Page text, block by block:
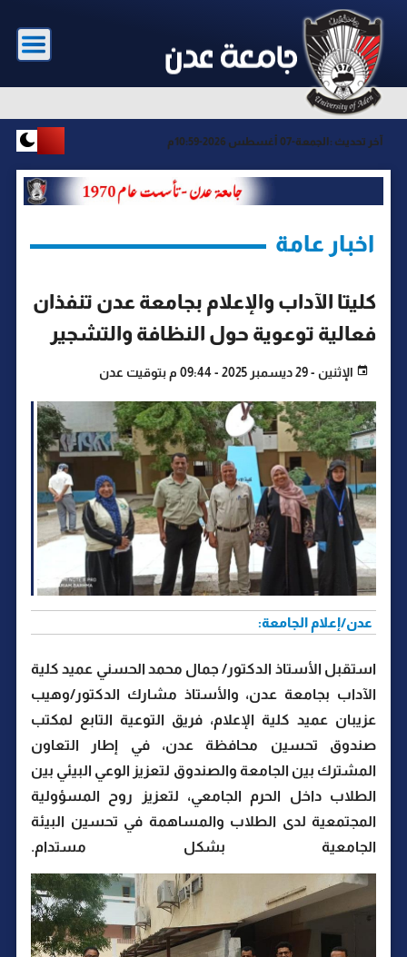
آخر تحديث : الجمعة-07 أغسطس 2026-10:59م
اخبار عامة
كليتا الآداب والإعلام بجامعة عدن تنفذان
فعالية توعوية حول النظافة والتشجير
الإثنين - 29 ديسمبر 2025 - 09:44 م بتوقيت عدن
عدن/إعلام الجامعة:
استقبل الأستاذ الدكتور/ جمال محمد الحسني عميد كلية
الآداب بجامعة عدن، والأستاذ مشارك الدكتور/وهيب
عزيبان عميد كلية الإعلام، فريق التوعية التابع لمكتب
صندوق تحسين محافظة عدن، في إطار التعاون
المشترك بين الجامعة والصندوق لتعزيز الوعي البيئي بين
الطلاب داخل الحرم الجامعي، لتعزيز روح المسؤولية
المجتمعية لدى الطلاب والمساهمة في تحسين البيئة
الجامعية بشكل مستدام.